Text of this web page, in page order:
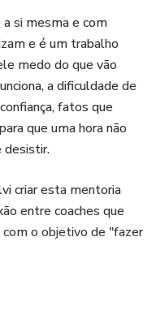
si mesma e com
e é um trabalho
medo do que vão
a dificuldade de
fatos que
que uma hora não
desistir.
criar esta mentoria
entre coaches que
o objetivo de "fazer
e que esta